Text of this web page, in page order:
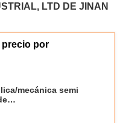
LTD DE JINAN
precio por
mecánica semi